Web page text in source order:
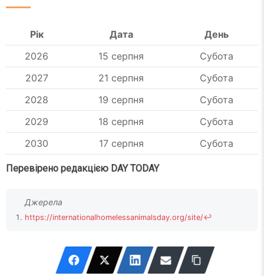
Рік Дата
День
2026
15 серпня
Субота
2027
21 серпня
Субота
2028
19 серпня
Субота
2029
18 серпня
Субота
2030
17 серпня Субота
Перевірено редакцією DAY TODAY
https://internationalhomelessanimalsday.org/site/↩